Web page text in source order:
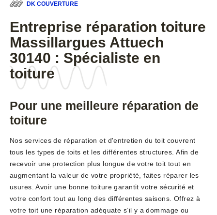
DK COUVERTURE
Entreprise réparation toiture
Massillargues Attuech
30140 : Spécialiste en
toiture
Pour une meilleure réparation de
toiture
Nos services de réparation et d'entretien du toit couvrent
tous les types de toits et les différentes structures. Afin de
recevoir une protection plus longue de votre toit tout en
augmentant la valeur de votre propriété, faites réparer les
usures. Avoir une bonne toiture garantit votre sécurité et
votre confort tout au long des différentes saisons. Offrez à
votre toit une réparation adéquate s’il y a dommage ou